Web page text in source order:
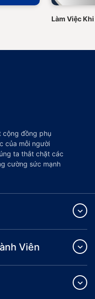
Làm Việc
cộng đồng phụ
của mỗi người
ta thắt chặt các
cường sức mạnh
Viên